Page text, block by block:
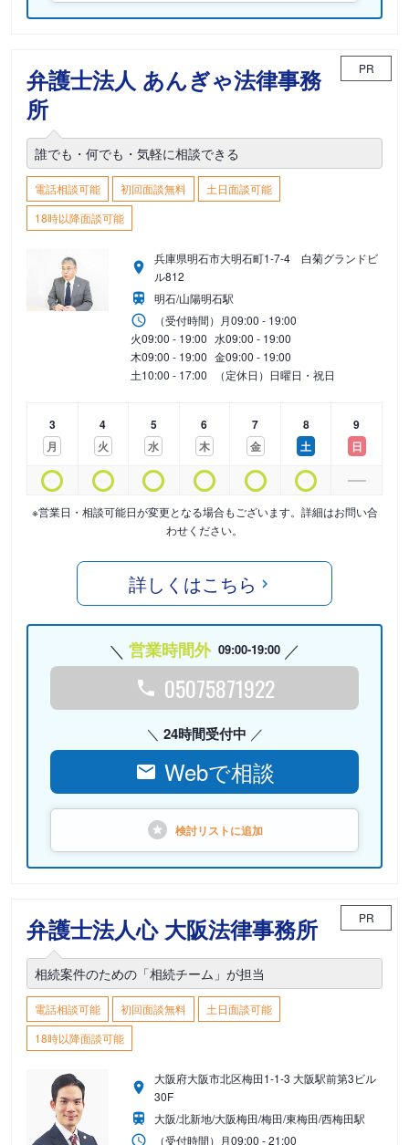
弁護士法人 あんぎゃ法律事務
所
PR
誰でも・何でも・気軽に相談できる
電話相談可能 初回面談無料
土日面談可能
18時以降面談可能
兵庫県明石市大明石町1-7-4 白菊グランドビ
ル812
明石/山陽明石駅
（受付時間） 月09:00 - 19:00
火09:00 - 19:00 水09:00 - 19:00
木09:00 - 19:00 金09:00 - 19:00
土10:00 - 17:00 （定休日）日曜日・祝日
3
月
4
火
5
水
6
木
7
金
8
土
9
日
※営業日・相談可能日が変更となる場合もございます。詳細はお問い合
わせください。
詳しくはこちら
営業時間外 09:00-19:00
05075871922
24時間受付中
Webで相談
検討リストに追加
弁護士法人心 大阪法律事務所 PR
相続案件のための「相続チーム」が担当
電話相談可能 初回面談無料
土日面談可能
18時以降面談可能
大阪府大阪市北区梅田1-1-3 大阪駅前第3ビル
30F
大阪/北新地/大阪梅田/梅田/東梅田/西梅田駅
（受付時間） 月09:00 - 21:00